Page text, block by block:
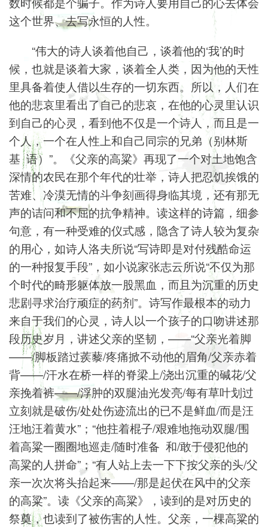
这个世界、去写永恒的人性。
“伟大的诗人谈着他自己，谈着他的‘我’的时
候，也就是谈着大家，谈着全人类，因为他的天性
里具备着使人借以生存的一切东西。所以，人们在
他的悲哀里看出了自己的悲哀，在他的心灵里认识
到自己的心灵，看到他不仅是一个诗人，而且是一
个人，一个在人性上和自己同宗的兄弟（别林斯
基 语）”。《父亲的高粱》再现了一个对土地饱含
深情的农民在那个年代的壮举，诗人把忍饥挨饿的
苦难、冷漠无情的斗争刻画得身临其境，还有那无
声的诘问和不屈的抗争精神。读这样的诗篇，细参
句意，有一种受难的仪式感，隐含了诗人较为复杂
的用心，如诗人洛夫所说“写诗即是对付残酷命运
的一种报复手段”，如小说家张志云所说“不仅为那
个时代的畸形躯体放一股黑血，而且为沉重的历史
悲剧寻求治疗顽症的药剂”。诗写作最根本的动力
来自于我们的心灵，诗人以一个孩子的口吻讲述那
段历史岁月，讲述父亲的坚韧，——“父亲光着脚
——/脚板踏过蒺藜/疼痛掀不动他的眉角/父亲赤着
背——/汗水在桥一样的脊梁上/浇出沉重的碱花/父
亲挽着裤——/浮肿的双腿油光发亮/每有草叶划过
立刻就是破伤/处处伤迹流出的已不是鲜血/而是汪
汪地汪着黄水”；“他拄着棍子/艰难地拖动双腿/围
着高粱一圈圈地巡走/随时准备 和/敢于侵犯他的
高粱的人拼命”；“有人站上去一下下按父亲的头/父
亲一次次将头抬起来——/那是起伏在风中的父亲
的高粱”。读《父亲的高粱》，读到的是对历史的
祭奠，也读到了被伤害的人性。父亲，一棵高粱的